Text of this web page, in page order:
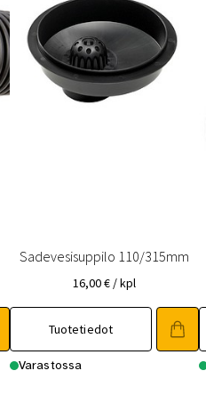
Sadevesisuppilo 110/315mm
16,00€ / kpl
Tuotetiedot
Varastossa